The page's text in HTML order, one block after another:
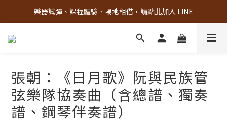
古亭門市 + 先進音樂教室週末假日皆有營業
樂器試彈、課程體驗、場地租借，請點此加入 LINE
古亭門市 + 先進音樂教室週末假日皆有營業
張朝：《日月歌》阮與民族管
弦樂隊協奏曲（含總譜、獨奏
譜、鋼琴伴奏譜）